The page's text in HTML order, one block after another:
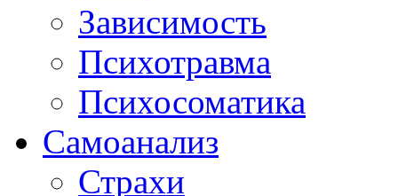
Зависимость
Психотравма
Психосоматика
Самоанализ
Страхи